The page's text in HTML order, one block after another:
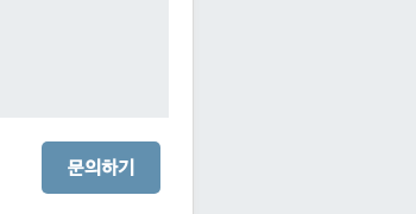
문의하기